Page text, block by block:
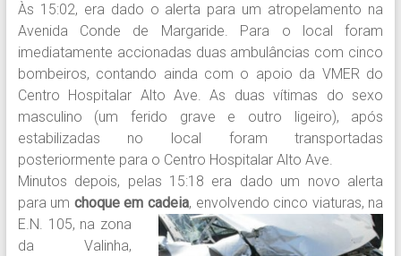
Às 15:02, era dado o alerta para um atropelamento na
Avenida Conde de Margaride. Para o local foram
imediatamente accionadas duas ambulâncias com cinco
bombeiros, contando ainda com o apoio da VMER do
Centro Hospitalar Alto Ave. As duas vítimas do sexo
masculino (um ferido grave e outro ligeiro), após
estabilizadas no local foram transportadas
posteriormente para o Centro Hospitalar Alto Ave.
Minutos depois, pelas 15:18 era dado um novo alerta
para um choque em cadeia, envolvendo cinco viaturas, na
E.N. 105, na zona
da Valinha,